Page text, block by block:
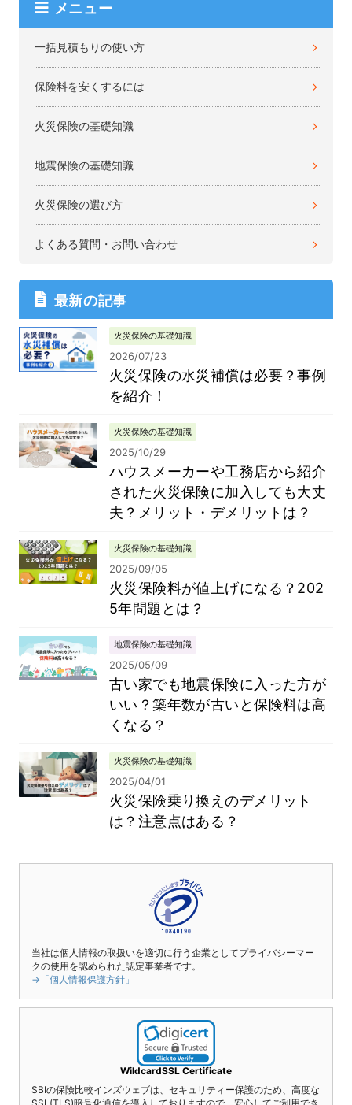
メニュー
一括見積もりの使い方
保険料を安くするには
火災保険の基礎知識
地震保険の基礎知識
火災保険の選び方
よくある質問・お問い合わせ
最新の記事
火災保険の基礎知識
2026/07/23
火災保険の水災補償は必要？事例
を紹介！
火災保険の基礎知識
2025/10/29
ハウスメーカーや工務店から紹介
された火災保険に加入しても大丈
夫？メリット・デメリットは？
火災保険の基礎知識
2025/09/05
火災保険料が値上げになる？202
5年問題とは？
地震保険の基礎知識
2025/05/09
古い家でも地震保険に入った方が
いい？築年数が古いと保険料は高
くなる？
火災保険の基礎知識
2025/04/01
火災保険乗り換えのデメリット
は？注意点はある？
当社は個人情報の取扱いを適切に行う企業としてプライバシーマー
クの使用を認められた認定事業者です。
→「個人情報保護方針」
WildcardSSL Certificate
SBIの保険比較インズウェブは、セキュリティー保護のため、高度な